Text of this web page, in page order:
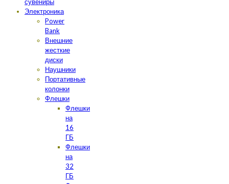
сувениры
Электроника
Power
Bank
Внешние
жесткие
диски
Наушники
Портативные
колонки
Флешки
Флешки
на
16
ГБ
Флешки
на
32
ГБ